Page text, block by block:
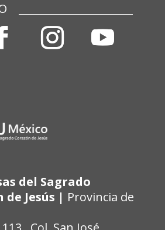
del Sagrado
de Jesús | Provincia de